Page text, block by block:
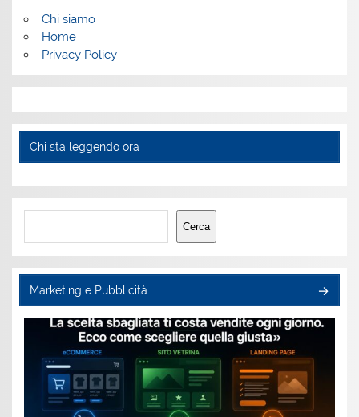
Chi siamo
Home
Privacy Policy
Chi sta leggendo ora
Cerca
Cerca
Marketing e Pubblicità